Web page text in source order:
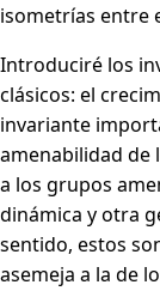
isometrías entre
Introduciré los
clásicos: el
invariante
amenabilidad de
a los grupos
dinámica y otra
sentido, estos
asemeja a la de